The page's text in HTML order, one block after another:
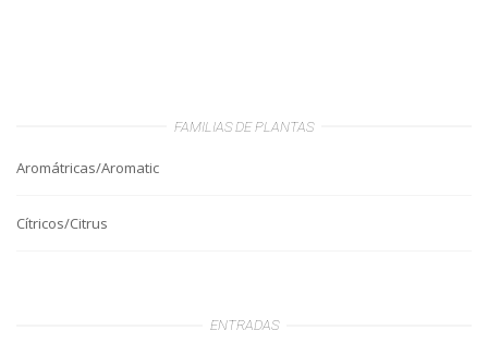
FAMILIAS DE PLANTAS
Aromátricas/Aromatic
Cítricos/Citrus
ENTRADAS